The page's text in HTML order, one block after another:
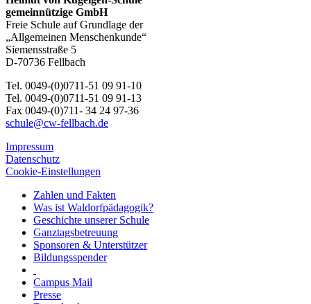
gemeinnützige GmbH
Freie Schule auf Grundlage der
„Allgemeinen Menschenkunde“
Siemensstraße 5
D-70736 Fellbach
Tel. 0049-(0)0711-51 09 91-10
Tel. 0049-(0)0711-51 09 91-13
Fax 0049-(0)711- 34 24 97-36
schule@cw-fellbach.de
Impressum
Datenschutz
Cookie-Einstellungen
Zahlen und Fakten
Was ist Waldorfpädagogik?
Geschichte unserer Schule
Ganztagsbetreuung
Sponsoren & Unterstützer
Bildungsspender
Campus Mail
Presse